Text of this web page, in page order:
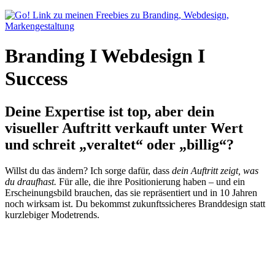
Branding I Webdesign I
Success
Deine Expertise ist top, aber dein
visueller Auftritt verkauft unter Wert
und schreit „veraltet“ oder „billig“?
Willst du das ändern? Ich sorge dafür, dass dein Auftritt zeigt, was
du draufhast. Für alle, die ihre Positionierung haben – und ein
Erscheinungsbild brauchen, das sie repräsentiert und in 10 Jahren
noch wirksam ist. Du bekommst zukunftssicheres Branddesign statt
kurzlebiger Modetrends.